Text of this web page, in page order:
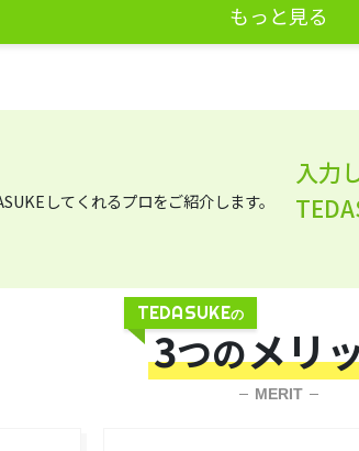
もっと見る
入力
TEDASUKEの
3つのメリ
MERIT